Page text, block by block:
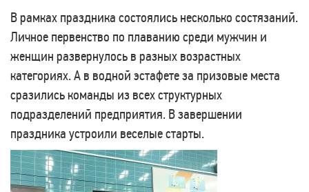
В рамках праздника состоялись несколько состязаний.
Личное первенство по плаванию среди мужчин и
женщин развернулось в разных возрастных
категориях. А в водной эстафете за призовые места
сразились команды из всех структурных
подразделений предприятия. В завершении
праздника устроили веселые старты.